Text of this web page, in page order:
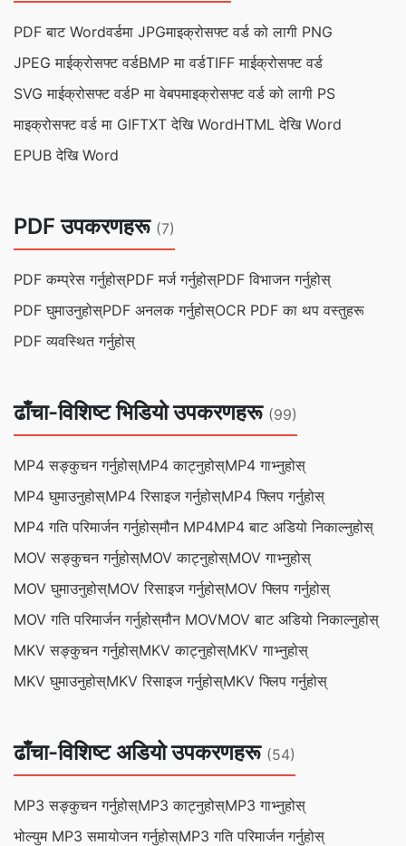
PDF बाट Wordवर्डमा JPGमाइक्रोसफ्ट वर्ड को लागी PNG
JPEG माईक्रोसफ्ट वर्डBMP मा वर्डTIFF माईक्रोसफ्ट वर्ड
SVG माईक्रोसफ्ट वर्डP मा वेबपमाइक्रोसफ्ट वर्ड को लागी PS
माइक्रोसफ्ट वर्ड मा GIFTXT देखि WordHTML देखि Word
EPUB देखि Word
PDF उपकरणहरू (7)
PDF कम्प्रेस गर्नुहोस्PDF मर्ज गर्नुहोस्PDF विभाजन गर्नुहोस्
PDF घुमाउनुहोस्PDF अनलक गर्नुहोस्OCR PDF का थप वस्तुहरू
PDF व्यवस्थित गर्नुहोस्
ढाँचा-विशिष्ट भिडियो उपकरणहरू (99)
MP4 सङ्कुचन गर्नुहोस्MP4 काट्नुहोस्MP4 गाभ्नुहोस्
MP4 घुमाउनुहोस्MP4 रिसाइज गर्नुहोस्MP4 फ्लिप गर्नुहोस्
MP4 गति परिमार्जन गर्नुहोस्मौन MP4MP4 बाट अडियो निकाल्नुहोस्
MOV सङ्कुचन गर्नुहोस्MOV काट्नुहोस्MOV गाभ्नुहोस्
MOV घुमाउनुहोस्MOV रिसाइज गर्नुहोस्MOV फ्लिप गर्नुहोस्
MOV गति परिमार्जन गर्नुहोस्मौन MOVMOV बाट अडियो निकाल्नुहोस्
MKV सङ्कुचन गर्नुहोस्MKV काट्नुहोस्MKV गाभ्नुहोस्
MKV घुमाउनुहोस्MKV रिसाइज गर्नुहोस्MKV फ्लिप गर्नुहोस्
ढाँचा-विशिष्ट अडियो उपकरणहरू (54)
MP3 सङ्कुचन गर्नुहोस्MP3 काट्नुहोस्MP3 गाभ्नुहोस्
भोल्युम MP3 समायोजन गर्नुहोस्MP3 गति परिमार्जन गर्नुहोस्